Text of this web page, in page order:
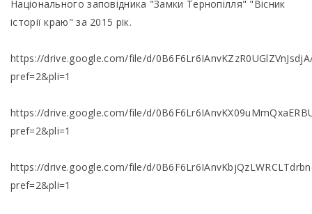
Національного заповідника "Замки Тернопілля" "Вісник
історії краю" за 2015 рік.
https://drive.google.com/file/d/
pref=2&pli=1
https://drive.google.com/file/d/
pref=2&pli=1
https://drive.google.com/file/d/
pref=2&pli=1